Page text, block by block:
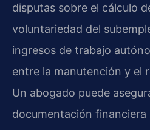
disputas sobre el cálculo
voluntariedad del
ingresos de trabajo
entre la manutención y el
Un abogado puede
documentación financiera